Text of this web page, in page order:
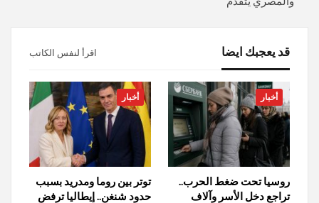
قد يعجبك ايضا اقرأ لنفس الكاتب
أخبار
روسيا تحت ضغط الحرب..
تراجع دخل الأسر وآلاف
أخبار
توتر بين روما ومدريد بسبب
حدود شنغن.. إيطاليا ترفض